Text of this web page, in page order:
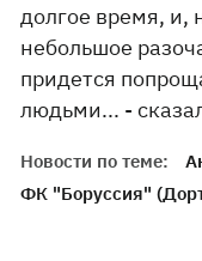
долгое время, и,
небольшое
придется
людьми... -
Новости по теме:
ФК "Боруссия"